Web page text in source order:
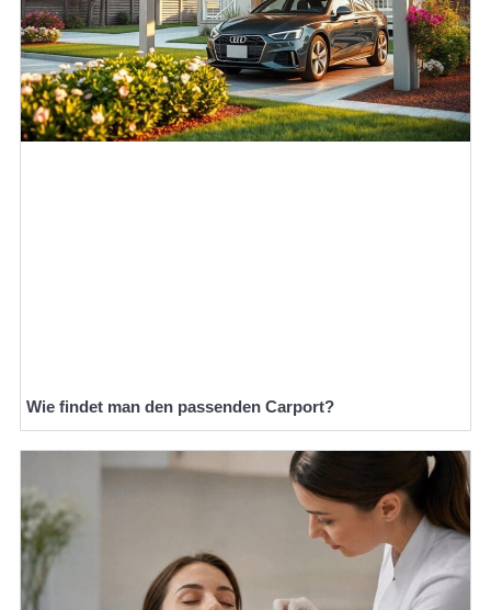
Wie findet man den passenden Carport?